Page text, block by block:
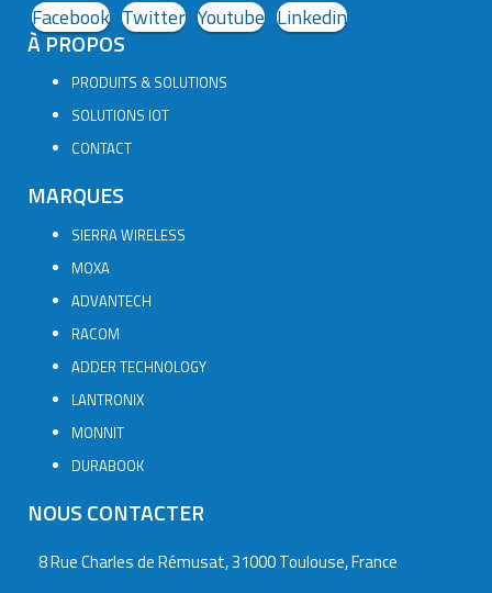
Facebook Twitter Youtube Linkedin
À PROPOS
PRODUITS & SOLUTIONS
SOLUTIONS IOT
CONTACT
MARQUES
SIERRA WIRELESS
MOXA
ADVANTECH
RACOM
ADDER TECHNOLOGY
LANTRONIX
MONNIT
DURABOOK
NOUS CONTACTER
8 Rue Charles de Rémusat, 31000 Toulouse, France